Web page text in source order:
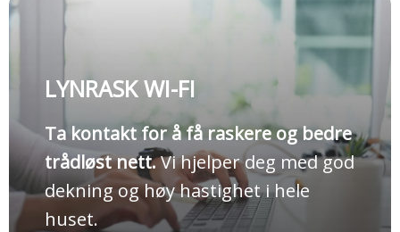
LYNRASK WI-FI
Ta kontakt for å få raskere og bedre
trådløst nett.Vi hjelper deg med god
dekning og høy hastighet i hele
huset.